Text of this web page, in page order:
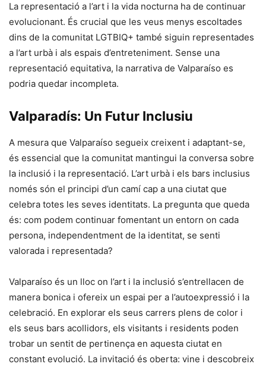
La representació a l’art i la vida nocturna ha de continuar
evolucionant. És crucial que les veus menys escoltades
dins de la comunitat LGTBIQ+ també siguin representades
a l’art urbà i als espais d’entreteniment. Sense una
representació equitativa, la narrativa de Valparaíso es
podria quedar incompleta.
Valparadís: Un Futur Inclusiu
A mesura que Valparaíso segueix creixent i adaptant-se,
és essencial que la comunitat mantingui la conversa sobre
la inclusió i la representació. L’art urbà i els bars inclusius
només són el principi d’un camí cap a una ciutat que
celebra totes les seves identitats. La pregunta que queda
és: com podem continuar fomentant un entorn on cada
persona, independentment de la identitat, se senti
valorada i representada?
Valparaíso és un lloc on l’art i la inclusió s’entrellacen de
manera bonica i ofereix un espai per a l’autoexpressió i la
celebració. En explorar els seus carrers plens de color i
els seus bars acollidors, els visitants i residents poden
trobar un sentit de pertinença en aquesta ciutat en
constant evolució. La invitació és oberta: vine i descobreix